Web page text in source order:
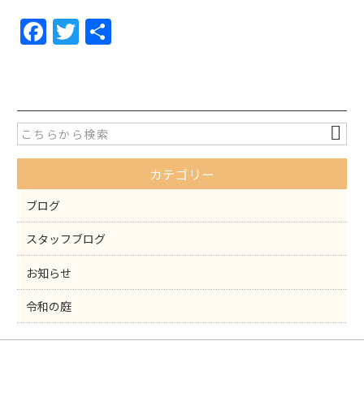
F
a
e
b
o
o
k
T
w
er
カテゴリー
ブログ
スタッフブログ
お知らせ
令和の庭